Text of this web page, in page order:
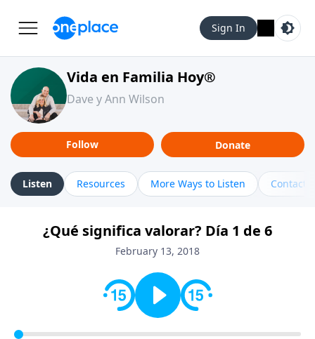
Sign In
Vida en Familia Hoy®
Dave y Ann Wilson
Follow Donate
Listen Resources More Ways to Listen Contact
¿Qué significa valorar? Día 1 de 6
February 13, 2018